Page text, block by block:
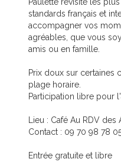
Paulette revisite les
standards français et
accompagner vos
agréables, que vous
amis ou en famille.
Prix doux sur certaines
plage horaire.
Participation libre pour
Lieu : Café Au RDV des
Contact : 09 70 98 78
Entrée gratuite et libre